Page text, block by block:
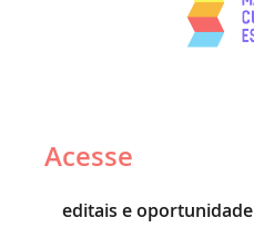
Acesse
editais e oportunidade